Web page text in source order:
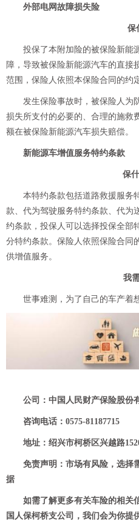
外部电网故障损失险
保
投保了本附加险的被保险新能
障，导致被保险新能源汽车的直接
范围，保险人依照本保险合同的约
发生保险事故时，被保险人为
损失所支付的必要的、合理的施救
额在被保险新能源汽车损失赔偿。
新能源车增值服务特约条款
保
本特约条款包括道路救援服务
款、代为驾驶服务特约条款、代为
约条款，投保人可以选择投保全部
分特约条款。保险人依照保险合同
供增值服务。
我
世事难测，为了自己的车产着
公司：中国人民财产保险股份
咨询电话：0575-81187715
地址：绍兴市柯桥区兴越路
免责声明：市场有风险，选择
据
如需了解更多有关车险的相关
国人保柯桥支公司，我们会为你提